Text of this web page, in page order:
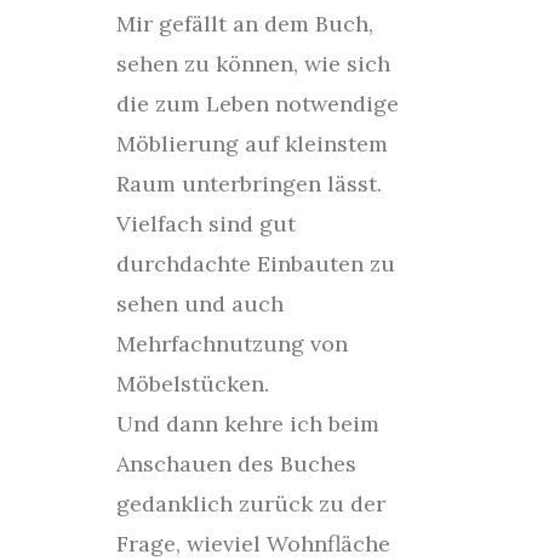
Mir gefällt an dem Buch,
sehen zu können, wie sich
die zum Leben notwendige
Möblierung auf kleinstem
Raum unterbringen lässt.
Vielfach sind gut
durchdachte Einbauten zu
sehen und auch
Mehrfachnutzung von
Möbelstücken.
Und dann kehre ich beim
Anschauen des Buches
gedanklich zurück zu der
Frage, wieviel Wohnfläche